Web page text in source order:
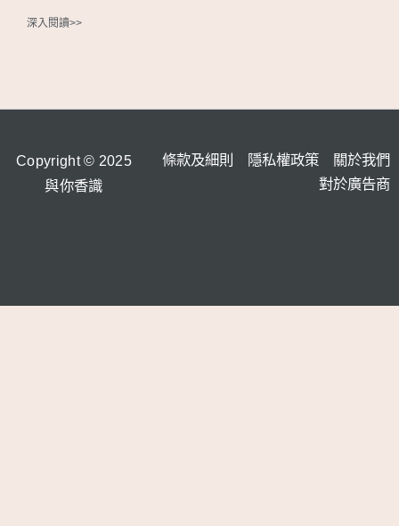
深入閱讀>>
Copyright © 2025
與你香識
條款及細則 隱私權政策
關於我們
對於廣告商